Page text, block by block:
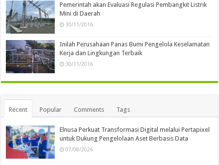
Pemerintah akan Evaluasi Regulasi Pembangkit Listrik
Mini di Daerah
30/11/2016
Inilah Perusahaan Panas Bumi Pengelola Keselamatan
Kerja dan Lingkungan Terbaik
30/11/2016
Recent Popular Comments Tags
Elnusa Perkuat Transformasi Digital melalui Pertapixel
untuk Dukung Pengelolaan Aset Berbasis Data
07/08/2026